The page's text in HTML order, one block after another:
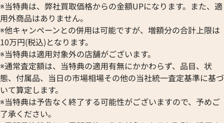
※当特典は、弊社買取価格からの金額UPになります。また、適
用外商品はありません。
※他キャンペーンとの併用は可能ですが、増額分の合計上限は
10万円(税込)となります。
※当特典は適用対象外の店舗がございます。
※通常査定額は、当特典の適用有無にかかわらず、品目、状
態、付属品、当日の市場相場その他の当社統一査定基準に基づ
いて算定します。
※当特典は予告なく終了する可能性がございますので、予めご
了承ください。